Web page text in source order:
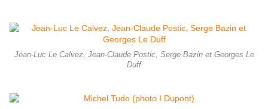
Jean-Luc Le Calvez, Jean-Claude Postic, Serge Bazin et Georges Le
Duff